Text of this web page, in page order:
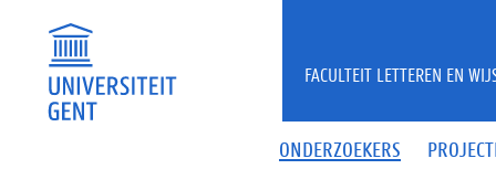
ONDERZOEKERS
FACULTEIT LETTEREN EN